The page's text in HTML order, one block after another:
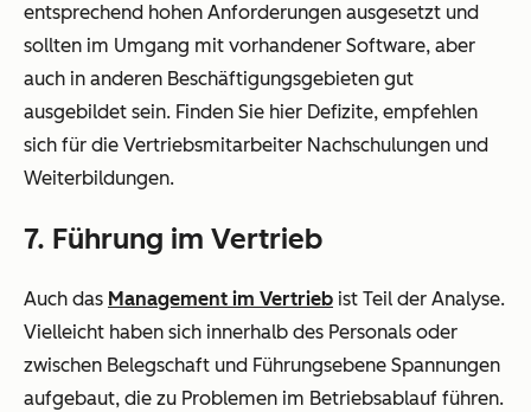
entsprechend hohen Anforderungen ausgesetzt und
sollten im Umgang mit vorhandener Software, aber
auch in anderen Beschäftigungsgebieten gut
ausgebildet sein. Finden Sie hier Defizite, empfehlen
sich für die Vertriebsmitarbeiter Nachschulungen und
Weiterbildungen.
7. Führung im Vertrieb
Auch das Management im Vertrieb ist Teil der Analyse.
Vielleicht haben sich innerhalb des Personals oder
zwischen Belegschaft und Führungsebene Spannungen
aufgebaut, die zu Problemen im Betriebsablauf führen.